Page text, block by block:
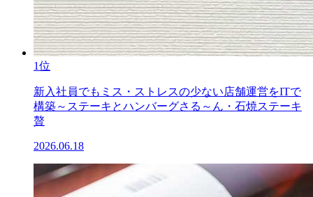
1位
新入社員でもミス・ストレスの少ない店舗運営をITで
構築～ステーキとハンバーグさる～ん・石焼ステーキ
贅
2026.06.18